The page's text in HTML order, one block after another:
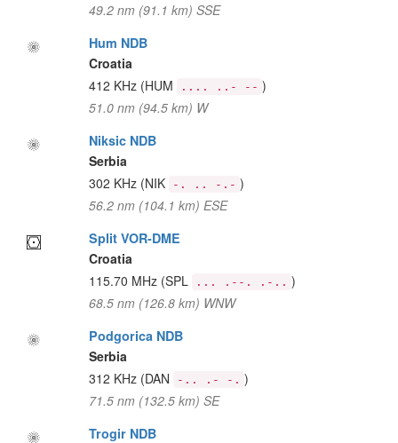
49.2 nm (91.1 km) SSE
Hum NDB
Croatia
412 KHz (HUM .... ..- -- )
51.0 nm (94.5 km) W
Niksic NDB
Serbia
302 KHz (NIK -. .. -.- )
56.2 nm (104.1 km) ESE
Split VOR-DME
Croatia
115.70 MHz (SPL ... .--. .-.. )
68.5 nm (126.8 km) WNW
Podgorica NDB
Serbia
312 KHz (DAN -.. .- -. )
71.5 nm (132.5 km) SE
Trogir NDB